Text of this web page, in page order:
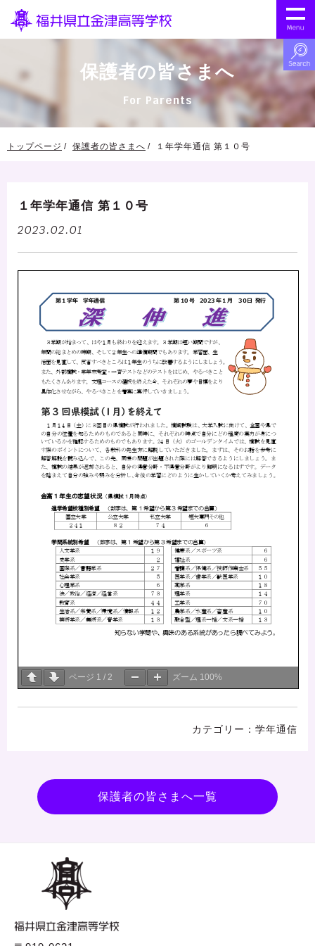
保護者の皆さまへ
For Parents
トップページ 保護者の皆さまへ １年学年通信 第１０号
１年学年通信 第１０号
2023.02.01
ページ 1 / 2 ズーム 100%
学年通信
保護者の皆さまへ一覧